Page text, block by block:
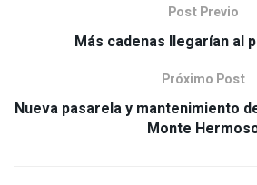
Post Previo
Más cadenas llegarían al
Próximo Post
Nueva pasarela y mantenimiento
Monte